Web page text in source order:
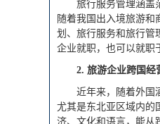
旅行服务管理涵盖
随着我国出入境旅游
划、旅行服务和旅行管
企业就职，也可以就职
2. 旅游企业跨国经
近年来，随着外国
尤其是东北亚区域内的
济、文化和语言，能从